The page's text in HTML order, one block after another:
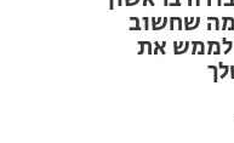
מה שחשוב
לממש את